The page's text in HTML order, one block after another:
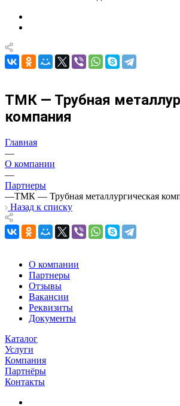
ТМК — Трубная
компания
Главная
—
О компании
—
Партнеры
—ТМК — Трубная металлургическая
Назад к списку
О компании
Партнеры
Отзывы
Вакансии
Реквизиты
Документы
Каталог
Услуги
Компания
Партнёры
Контакты